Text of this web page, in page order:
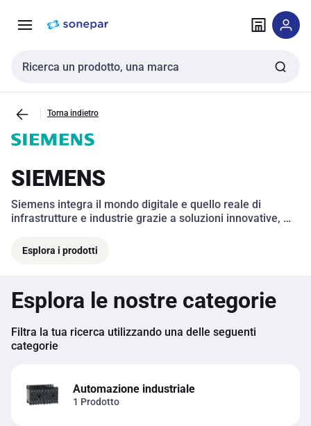
navigazione alla
Cerca input
Torna indietro
SIEMENS
Siemens integra il mondo digitale e quello reale di
infrastrutture e industrie grazie a soluzioni innovative,
Esplora i prodotti
Esplora le nostre categorie
Filtra la tua ricerca utilizzando una delle seguenti
categorie
Automazione industriale
1 Prodotto